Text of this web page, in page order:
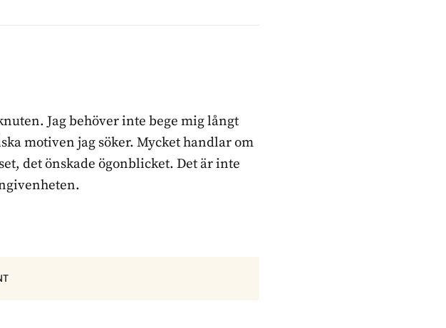
Jag behöver inte bege mig långt
motiven jag söker. Mycket handlar om
det önskade ögonblicket. Det är inte